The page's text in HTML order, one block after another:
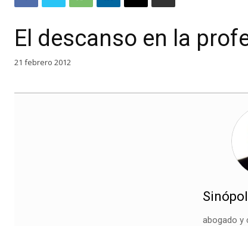
El descanso en la
21 febrero 2012
abogado y